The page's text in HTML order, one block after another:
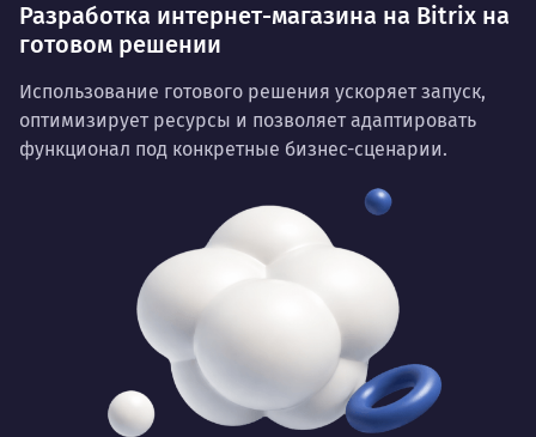
Разработка интернет-магазина на Bitrix на
готовом решении
Использование готового решения ускоряет запуск,
оптимизирует ресурсы и позволяет адаптировать
функционал под конкретные бизнес-сценарии.